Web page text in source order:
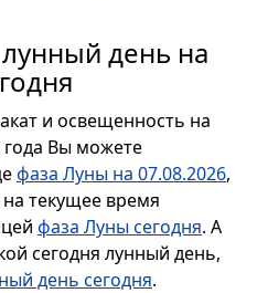
день на
и освещенность на
года Вы можете
фаза Луны на 07.08.2026,
текущее время
фаза Луны сегодня. А
сегодня лунный день,
день сегодня.